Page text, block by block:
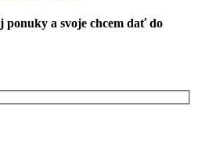
ponuky a svoje chcem dať do